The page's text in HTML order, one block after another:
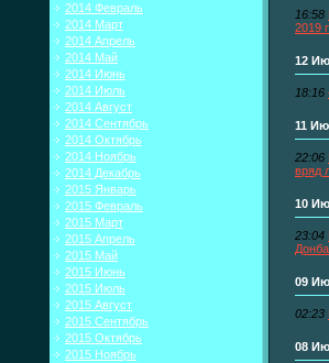
2014 Февраль
2014 Март
2014 Апрель
2014 Май
2014 Июнь
2014 Июль
2014 Август
2014 Сентябрь
2014 Октябрь
2014 Ноябрь
2014 Декабрь
2015 Январь
2015 Февраль
2015 Март
2015 Апрель
2015 Май
2015 Июнь
2015 Июль
2015 Август
2015 Сентябрь
2015 Октябрь
2015 Ноябрь
16:58
2019
12
18:16
11
22:06
вряд
10
23:04
09
02:23
08